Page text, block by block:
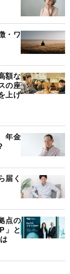
・ワ
額な
の座
上げ
年金
届く
点の
」と